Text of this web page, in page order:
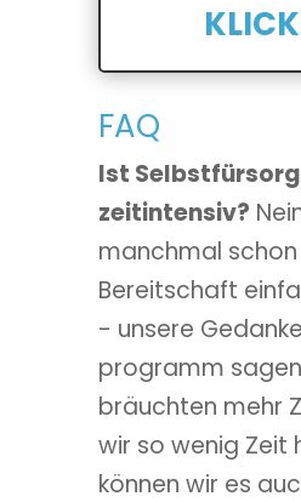
FAQ
Ist
zeitintensiv?
manchmal
Bereitschaft
- unsere
programm
bräuchten mehr
wir so wenig Zeit
können wir es